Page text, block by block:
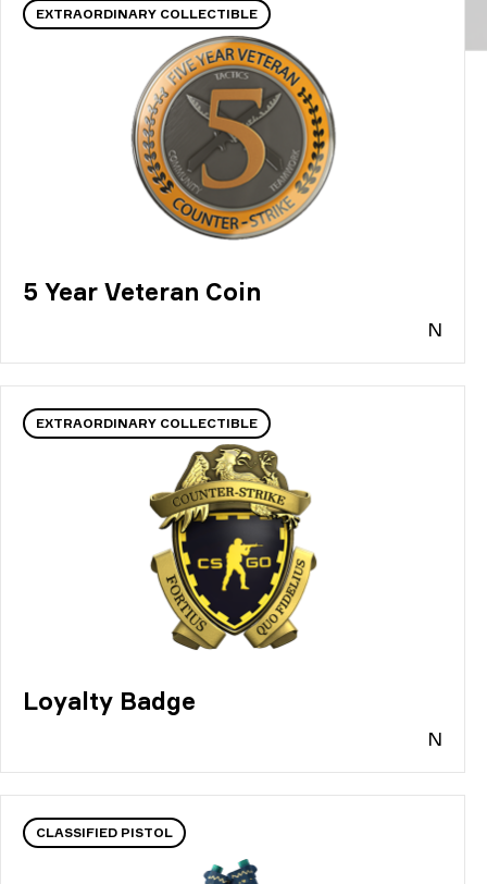
EXTRAORDINARY COLLECTIBLE
5 Year Veteran Coin
N
EXTRAORDINARY COLLECTIBLE
Loyalty Badge
N
CLASSIFIED PISTOL